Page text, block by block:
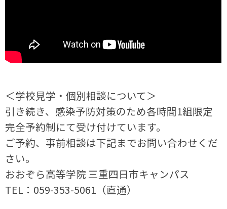
＜学校見学・個別相談について＞
引き続き、感染予防対策のため各時間1組限定
完全予約制にて受け付けています。
ご予約、事前相談は下記までお問い合わせくだ
さい。
おおぞら高等学院 三重四日市キャンパス
TEL：059-353-5061（直通）